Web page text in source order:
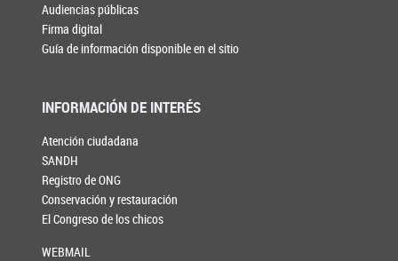
Audiencias públicas
Firma digital
Guía de información disponible en el sitio
INFORMACIÓN DE INTERÉS
Atención ciudadana
SANDH
Registro de ONG
Conservación y restauración
El Congreso de los chicos
WEBMAIL